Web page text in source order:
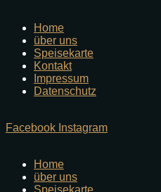
Home
über uns
Speisekarte
Kontakt
Impressum
Datenschutz
Facebook Instagram
Home
über uns